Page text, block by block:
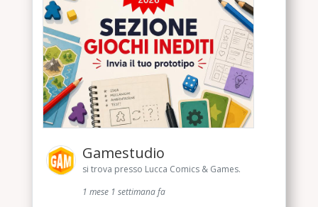
Gamestudio
si trova presso Lucca Comics & Games.
1 mese 1 settimana fa